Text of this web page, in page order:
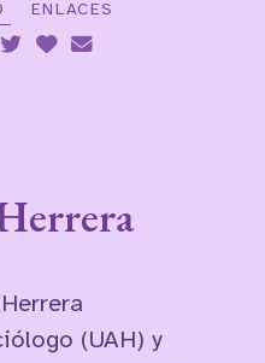
ENLACES
(UAH) y